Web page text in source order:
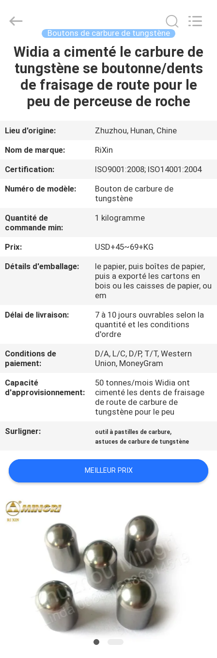
MAISON
PRODUITS
SUJET
DE
NOUS
VISITE
D'USINE
CONTRÔLE
QUALITÉ
NOUS
NOUVELLES
DEMANDEZ
UNE
DU
SITE
PRIVACY
POLICY
Cemented
Carbide
Rights
Reserved.
Boutons de carbure de tungstène
Widia a cimenté le carbure de
tungstène se boutonne/dents
de fraisage de route pour le
peu de perceuse de roche
Lieu d'origine:
Zhuzhou, Hunan, Chine
Nom de marque:
RiXin
Certification:
ISO9001:2008; ISO14001:2004
Numéro de modèle:
Bouton de carbure de
tungstène
Quantité de
commande min:
1 kilogramme
Prix:
USD+45~69+KG
Détails d'emballage:
le papier, puis boîtes de papier,
puis a exporté les cartons en
bois ou les caisses de papier, ou
em
Délai de livraison:
7 à 10 jours ouvrables selon la
quantité et les conditions
d'ordre
Conditions de
paiement:
D/A, L/C, D/P, T/T, Western
Union, MoneyGram
Capacité
d'approvisionnement:
50 tonnes/mois Widia ont
cimenté les dents de fraisage
de route de carbure de
tungstène pour le peu
Surligner:
outil à pastilles de carbure,
astuces de carbure de tungstène
MEILLEUR PRIX